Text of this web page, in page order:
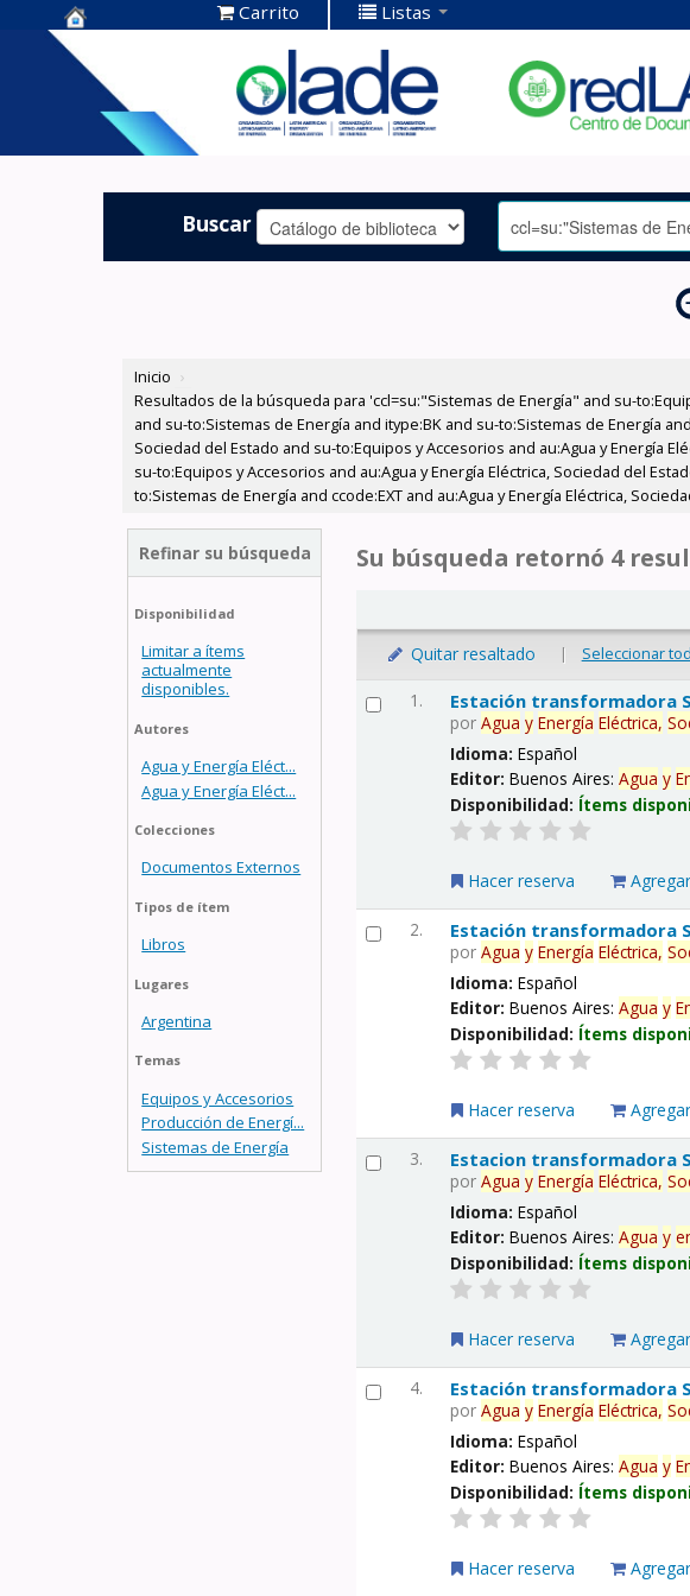
Centro de
Documentación
OLADE -
Carrito Listas
Buscar
Inicio ›
Resultados de la búsqueda para 'ccl=su:"Sistemas de Energía" and su-
and su-to:Sistemas de Energía and itype:BK and su-to:Sistemas de Energía
Sociedad del Estado and su-to:Equipos y Accesorios and au:Agua y Energía
su-to:Equipos y Accesorios and au:Agua y Energía Eléctrica, Sociedad del
to:Sistemas de Energía and ccode:EXT and au:Agua y Energía Eléctrica,
Refinar su búsqueda
Disponibilidad
Limitar a ítems
actualmente
disponibles.
Autores
Agua y Energía Eléct...
Agua y Energía Eléct...
Colecciones
Documentos Externos
Tipos de ítem
Libros
Lugares
Argentina
Temas
Equipos y Accesorios
Producción de Energí...
Sistemas de Energía
Su búsqueda retornó 4
Quitar resaltado | Seleccionar
1. Estación transformadora
porAgua y Energía Eléctrica,
Idioma:Español
Editor:Buenos Aires:Agua y
Disponibilidad: Ítems
Hacer reserva
2. Estación transformadora
porAgua y Energía Eléctrica,
Idioma:Español
Editor:Buenos Aires:Agua y
Disponibilidad: Ítems
Hacer reserva
3. Estacion transformadora
porAgua y Energía Eléctrica,
Idioma:Español
Editor:Buenos Aires:Agua y
Disponibilidad: Ítems
Hacer reserva
4. Estación transformadora
porAgua y Energía Eléctrica,
Idioma:Español
Editor:Buenos Aires:Agua y
Disponibilidad: Ítems
Hacer reserva